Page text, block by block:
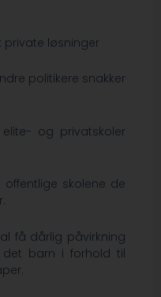
private løsninger
politikere snakker
og privatskoler
skolene de
få dårlig påvirkning
barn i forhold til